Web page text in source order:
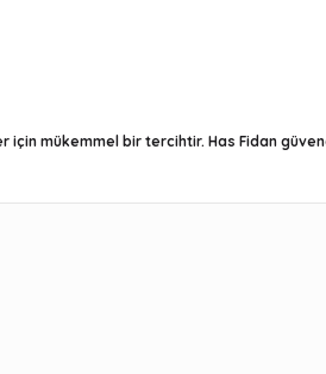
mükemmel bir tercihtir. Has Fidan